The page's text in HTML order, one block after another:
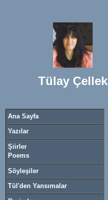
Tülay Çellek
Ana Sayfa
Yazılar
Şiirler
Poems
Söyleşiler
Tül'den Yansımalar